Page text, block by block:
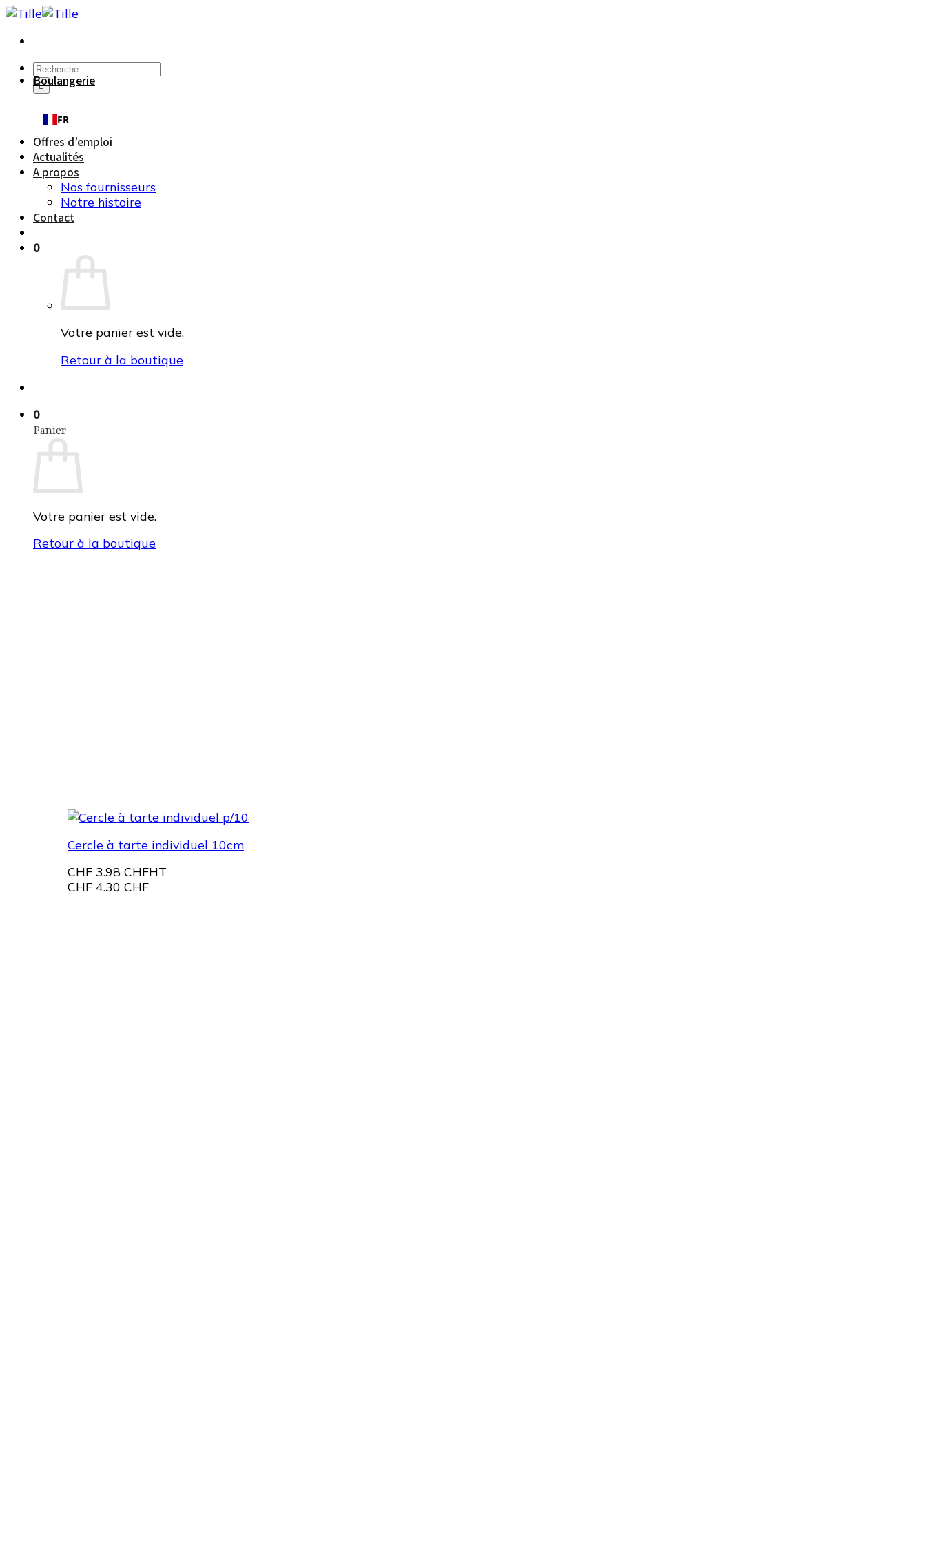
Passer
contenu
Recherche
pour :
FR
Offres d’emploi
Actualités
A propos
Nos fournisseurs
Notre histoire
Contact
0
Votre panier est vide.
Retour à la boutique
0
Panier
Votre panier est vide.
Retour à la boutique
Boulangerie
Cercle à tarte individuel 10cm
CHF 3.98 CHFHT
CHF 4.30 CHF